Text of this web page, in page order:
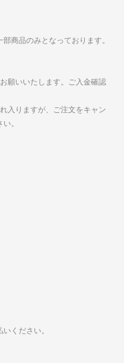
商品のみとなっております。
願いいたします。ご入金確認
入りますが、ご注文をキャン
。
ください。